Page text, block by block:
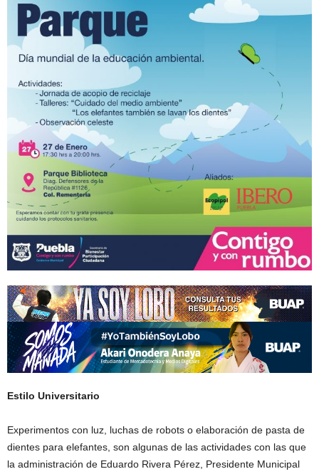
Estilo Universitario
Experimentos con luz, luchas de robots o elaboración de pasta de
dientes para elefantes, son algunas de las actividades con las que
la administración de Eduardo Rivera Pérez, Presidente Municipal